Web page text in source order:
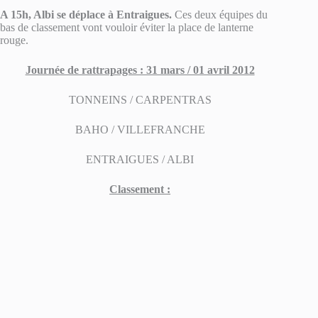
A 15h, Albi se déplace à Entraigues. Ces deux équipes du
bas de classement vont vouloir éviter la place de lanterne
rouge.
Journée de rattrapages : 31 mars / 01 avril 2012
TONNEINS / CARPENTRAS
BAHO / VILLEFRANCHE
ENTRAIGUES / ALBI
Classement :